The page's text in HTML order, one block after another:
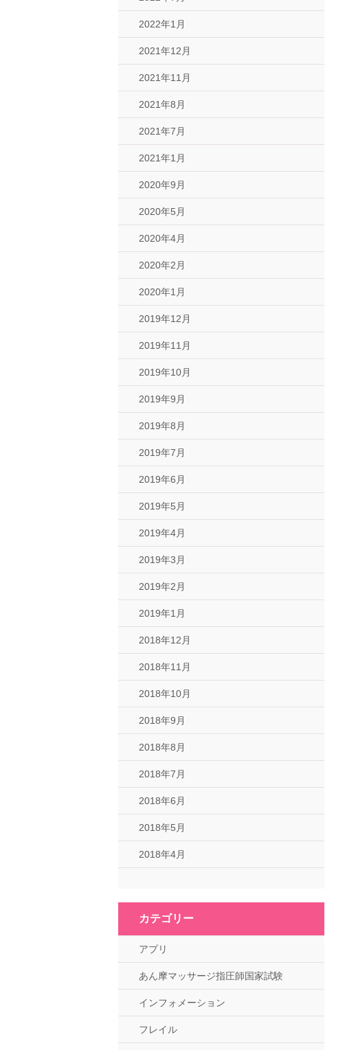
2022年1月
2021年12月
2021年11月
2021年8月
2021年7月
2021年1月
2020年9月
2020年5月
2020年4月
2020年2月
2020年1月
2019年12月
2019年11月
2019年10月
2019年9月
2019年8月
2019年7月
2019年6月
2019年5月
2019年4月
2019年3月
2019年2月
2019年1月
2018年12月
2018年11月
2018年10月
2018年9月
2018年8月
2018年7月
2018年6月
2018年5月
2018年4月
カテゴリー
アプリ
あん摩マッサージ指圧師国家試験
インフォメーション
フレイル